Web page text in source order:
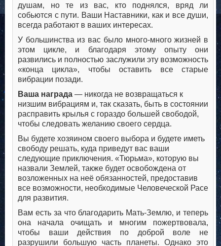
душам, но те из вас, кто поднялся, вряд ли
собьются с пути. Ваши Наставники, как и все души,
всегда работают в ваших интересах.
У большинства из вас было много-много жизней в
этом цикле, и благодаря этому опыту они
развились и полностью заслужили эту возможность
«конца цикла», чтобы оставить все старые
вибрации позади.
Ваша награда — никогда не возвращаться к
низшим вибрациям и, так сказать, быть в состоянии
расправить крылья с гораздо большей свободой,
чтобы следовать желанию своего сердца.
Вы будете хозяином своего выбора и будете иметь
свободу решать, куда приведут вас ваши
следующие приключения. «Тюрьма», которую вы
назвали Землей, также будет освобождена от
возложенных на неё обязанностей, предоставив
все возможности, необходимые Человеческой Расе
для развития.
Вам есть за что благодарить Мать-Землю, и теперь
она начала очищать и многим пожертвовала,
чтобы ваши действия по доброй воле не
разрушили большую часть планеты. Однако это